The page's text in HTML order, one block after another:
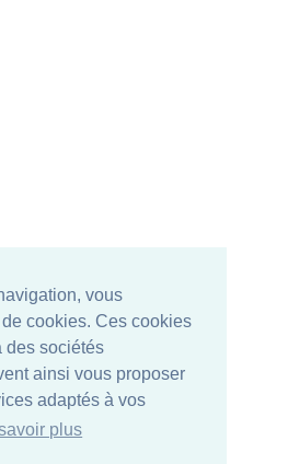
vous
cookies. Ces cookies
des sociétés
ainsi vous proposer
adaptés à vos
plus